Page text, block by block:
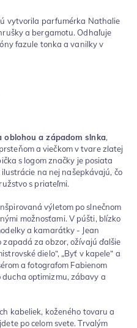
vytvorila parfumérka Nathalie
a bergamotu. Odhaľuje
fazule tonka a vanilky v
oblohou a západom slnka,
a viečkom v tvare zlatej
s logom značky je posiata
na nej našepkávajú, čo
s priateľmi.
výletom po slnečnom
možnosťami. V púšti, blízko
a kamarátky - Jean
zapadá za obzor, ožívajú ďalšie
dielo“, „Byť v kapele“ a
a fotografom Fabienom
optimizmu, zábavy a
kabeliek, koženého tovaru a
po celom svete. Trvalým